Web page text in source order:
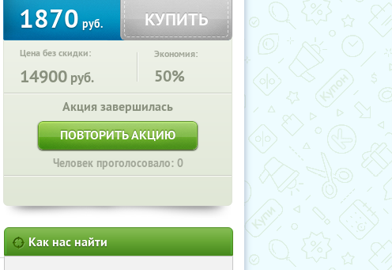
1870руб. КУПИТЬ
Цена без скидки:
14900 руб.
Экономия:
50%
Акция завершилась
ПОВТОРИТЬ АКЦИЮ
Человек проголосовало: 0
Как нас найти